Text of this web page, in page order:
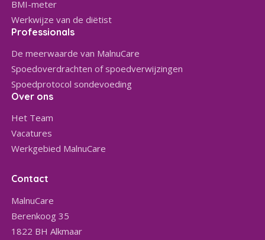
BMI-meter
Werkwijze van de diëtist
Professionals
De meerwaarde van MalnuCare
Spoedoverdrachten of spoedverwijzingen
Spoedprotocol sondevoeding
Over ons
Het Team
Vacatures
Werkgebied MalnuCare
Contact
MalnuCare
Berenkoog 35
1822 BH Alkmaar